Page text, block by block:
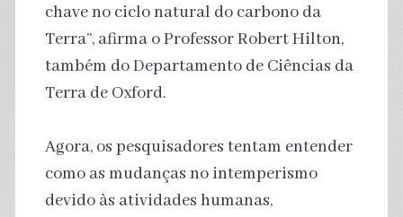
chave no ciclo natural do carbono da
Terra”, afirma o Professor Robert Hilton,
também do Departamento de Ciências da
Terra de Oxford.
Agora, os pesquisadores tentam entender
como as mudanças no intemperismo
devido às atividades humanas,